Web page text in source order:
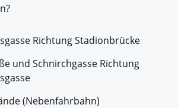
Richtung Stadionbrücke
und Schnirchgasse Richtung
(Nebenfahrbahn)